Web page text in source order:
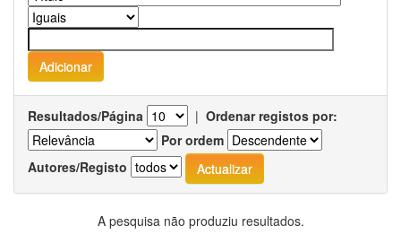
Resultados/Página | Ordenar registos por:
Por ordem
Autores/Registo
A pesquisa não produziu resultados.